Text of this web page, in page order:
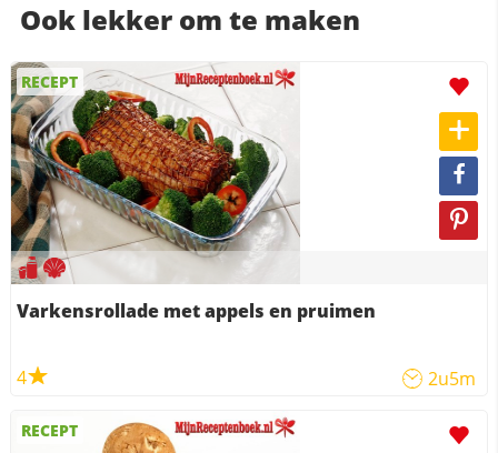
Ook lekker om te maken
RECEPT
Varkensrollade met appels en pruimen
4 2u5m
RECEPT